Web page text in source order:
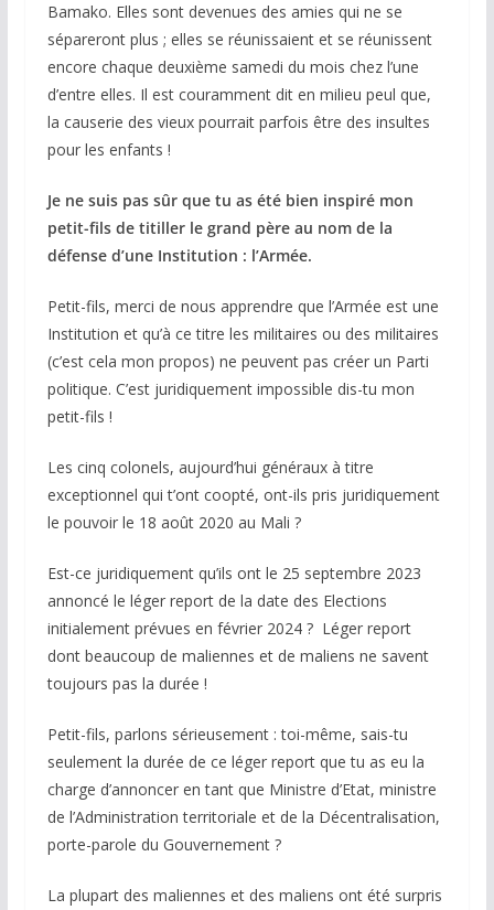
Bamako. Elles sont devenues des amies qui ne se
sépareront plus ; elles se réunissaient et se réunissent
encore chaque deuxième samedi du mois chez l’une
d’entre elles. Il est couramment dit en milieu peul que,
la causerie des vieux pourrait parfois être des insultes
pour les enfants !
Je ne suis pas sûr que tu as été bien inspiré mon
petit-fils de titiller le grand père au nom de la
défense d’une Institution : l’Armée.
Petit-fils, merci de nous apprendre que l’Armée est une
Institution et qu’à ce titre les militaires ou des militaires
(c’est cela mon propos) ne peuvent pas créer un Parti
politique. C’est juridiquement impossible dis-tu mon
petit-fils !
Les cinq colonels, aujourd’hui généraux à titre
exceptionnel qui t’ont coopté, ont-ils pris juridiquement
le pouvoir le 18 août 2020 au Mali ?
Est-ce juridiquement qu’ils ont le 25 septembre 2023
annoncé le léger report de la date des Elections
initialement prévues en février 2024 ? Léger report
dont beaucoup de maliennes et de maliens ne savent
toujours pas la durée !
Petit-fils, parlons sérieusement : toi-même, sais-tu
seulement la durée de ce léger report que tu as eu la
charge d’annoncer en tant que Ministre d’Etat, ministre
de l’Administration territoriale et de la Décentralisation,
porte-parole du Gouvernement ?
La plupart des maliennes et des maliens ont été surpris